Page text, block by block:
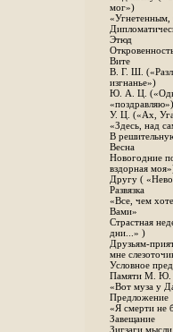
мог»)
«Угнетенным,
Этюд
Вите
B. Г. Ш.
изгнанье»)
Ю. А. Ц.
«поздравляю»)
У. Ц. («Ах,
«Здесь, над
В
Весна
Новогодние
вздорная
Другу (
Развязка
«Все, чем
Вами»
Страстная
дни...» )
Друзьям-
мне
Условное
Памяти М. Ю.
«Вот муза у
Предложение
«Я смерти не
Завещание
Зигзаги